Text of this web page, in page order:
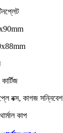
বক্স, কাগজ সন্নিবেশ